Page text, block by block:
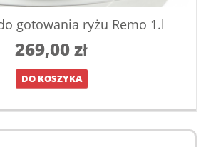
gotowania ryżu Remo 1.l
269,00zł
DO KOSZYKA